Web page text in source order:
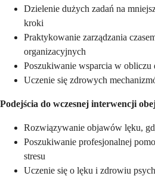
Dzielenie dużych zadań na
kroki
Praktykowanie zarządzania
organizacyjnych
Poszukiwanie wsparcia w
Uczenie się zdrowych
Podejścia do wczesnej interwencji
Rozwiązywanie objawów lęku,
Poszukiwanie profesjonalnej
stresu
Uczenie się o lęku i zdrowiu